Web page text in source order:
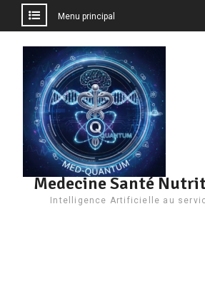
contenu
Menu principal
Medecine Santé
Intelligence Artificielle au